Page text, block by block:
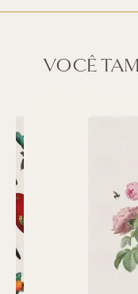
VOCÊ